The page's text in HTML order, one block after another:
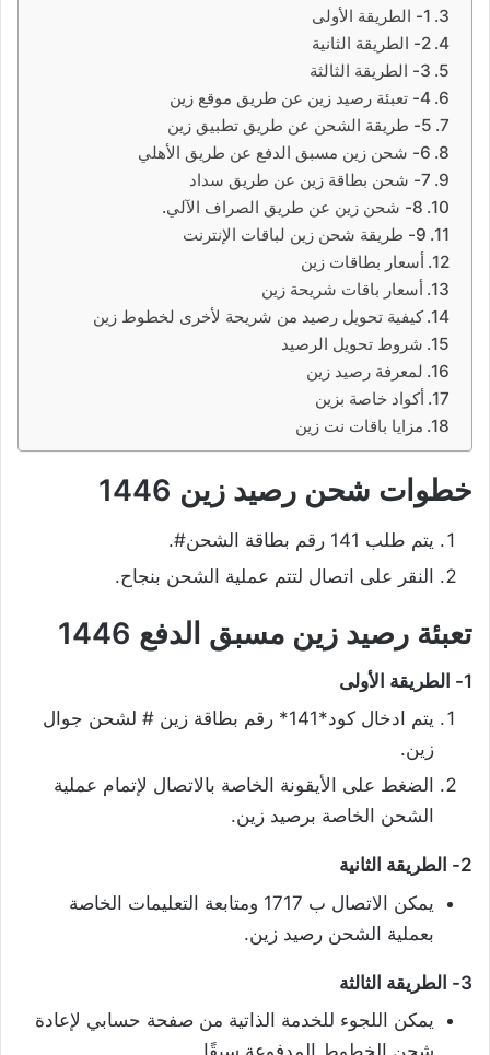
1- الطريقة الأولى
2- الطريقة الثانية
3- الطريقة الثالثة
4- تعبئة رصيد زين عن طريق موقع زين
5- طريقة الشحن عن طريق تطبيق زين
6- شحن زين مسبق الدفع عن طريق الأهلي
7- شحن بطاقة زين عن طريق سداد
8- شحن زين عن طريق الصراف الآلي.
9- طريقة شحن زين لباقات الإنترنت
أسعار بطاقات زين
أسعار باقات شريحة زين
كيفية تحويل رصيد من شريحة لأخرى لخطوط زين
شروط تحويل الرصيد
لمعرفة رصيد زين
أكواد خاصة بزين
مزايا باقات نت زين
خطوات شحن رصيد زين 1446
يتم طلب 141 رقم بطاقة الشحن#.
النقر على اتصال لتتم عملية الشحن بنجاح.
تعبئة رصيد زين مسبق الدفع 1446
1- الطريقة الأولى
يتم ادخال كود*141* رقم بطاقة زين # لشحن جوال
زين.
الضغط على الأيقونة الخاصة بالاتصال لإتمام عملية
الشحن الخاصة برصيد زين.
2- الطريقة الثانية
يمكن الاتصال ب 1717 ومتابعة التعليمات الخاصة
بعملية الشحن رصيد زين.
3- الطريقة الثالثة
يمكن اللجوء للخدمة الذاتية من صفحة حسابي لإعادة